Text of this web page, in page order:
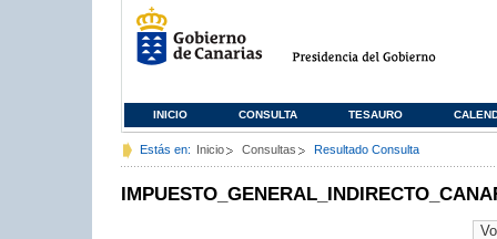
INICIO CONSULTA TESAURO
Estás en: Inicio Consultas Resultado Consulta